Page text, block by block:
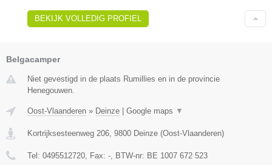
BEKIJK VOLLEDIG PROFIEL
Belgacamper
Niet gevestigd in de plaats Rumillies en in de provincie
Henegouwen.
Oost-Vlaanderen » Deinze Google maps ▼
Kortrijksesteenweg 206, 9800 Deinze (Oost-Vlaanderen)
Tel: 0495512720, Fax: -, BTW-nr: BE 1007 672 523